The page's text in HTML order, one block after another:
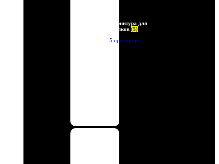
Фурнитура для
брелков (5)
5 продуктов